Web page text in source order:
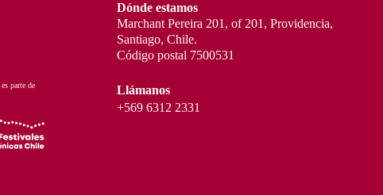
Dónde estamos
Marchant Pereira 201, of 201, Providencia,
Santiago, Chile.
Código postal 7500531
Llámanos
+569 6312 2331